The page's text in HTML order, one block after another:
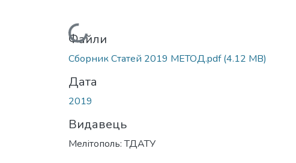
Вантажиться...
Файли
Сборник Статей 2019 МЕТОД.pdf(4.12 MB)
Дата
2019
Видавець
Мелітополь: ТДАТУ